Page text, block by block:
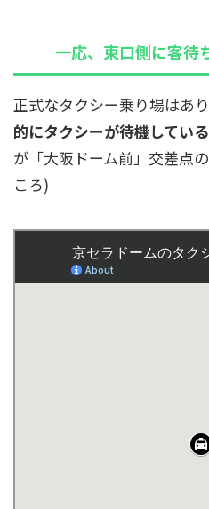
一応、東口側に客待
正式なタクシー乗り場はあ
的にタクシーが待機してい
が「大阪ドーム前」交差点
ころ)